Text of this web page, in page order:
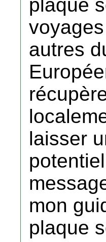
plaque
autres
laisser
mon
plaque